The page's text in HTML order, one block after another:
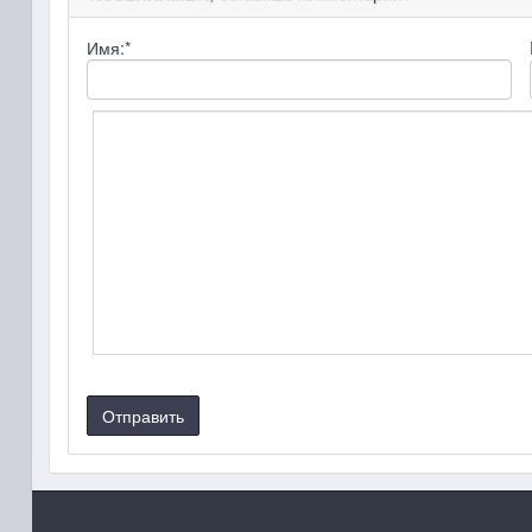
Имя:*
Отправить